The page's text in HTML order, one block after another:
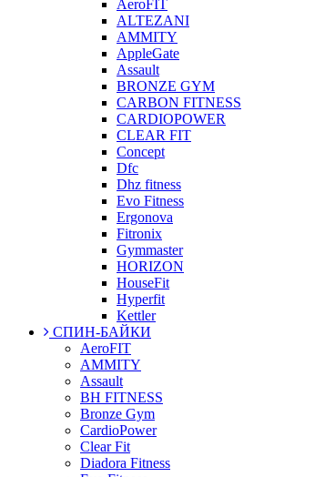
AeroFIT
ALTEZANI
AMMITY
AppleGate
Assault
BRONZE GYM
CARBON FITNESS
CARDIOPOWER
CLEAR FIT
Concept
Dfc
Dhz fitness
Evo Fitness
Ergonova
Fitronix
Gymmaster
HORIZON
HouseFit
Hyperfit
Kettler
СПИН-БАЙКИ
AeroFIT
AMMITY
Assault
BH FITNESS
Bronze Gym
CardioPower
Clear Fit
Diadora Fitness